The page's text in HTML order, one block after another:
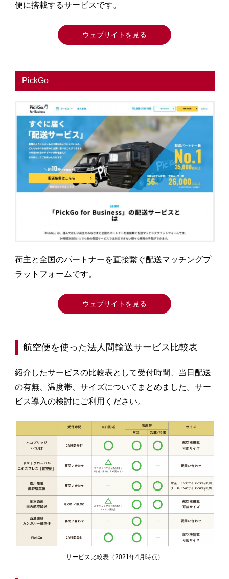
便に搭載するサービスです。
ウェブサイトを見る
PickGo
荷主と全国のパートナーを直接繋ぐ配送マッチングプ
ラットフォームです。
ウェブサイトを見る
航空便を使った法人間輸送サービス比較表
紹介したサービスの比較表として受付時間、当日配送
の有無、温度帯、サイズについてまとめました。サー
ビス導入の検討にご利用ください。
サービス比較表（2021年4月時点）